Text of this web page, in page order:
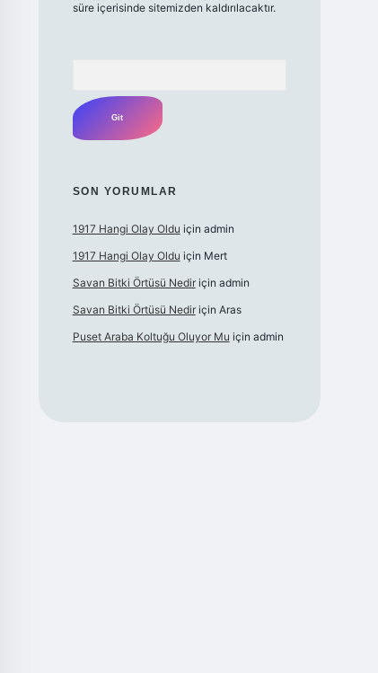
süre içerisinde sitemizden kaldırılacaktır.
SON YORUMLAR
1917 Hangi Olay Oldu için admin
1917 Hangi Olay Oldu için Mert
Savan Bitki Örtüsü Nediriçin admin
Savan Bitki Örtüsü Nediriçin Aras
Puset Araba Koltuğu Oluyor Mu için admin